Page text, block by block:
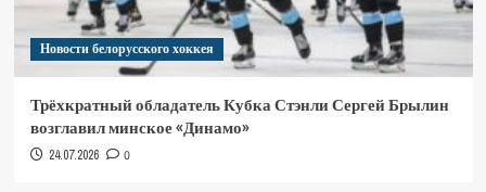
Новости белорусского хоккея
Трёхкратный обладатель Кубка Стэнли Сергей Брылин
возглавил минское «Динамо»
24.07.2026 0